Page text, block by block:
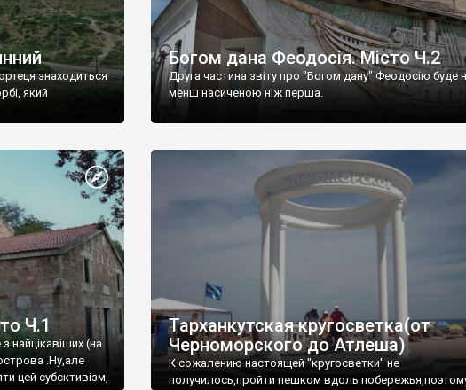
знаходиться
який
Богом дана Феодосія. Місто Ч.2
Друга частина звіту про "Богом дану" Феодосію буде
менш насиченою ніж перша.
Ч.1
найцікавіших (на
.Ну,але
цей субєктивізм,
Тарханкутская кругосветка(от
Черноморского до Атлеша)
К сожалению настоящей "кругосветки" не
получилось,пройти пешком вдоль